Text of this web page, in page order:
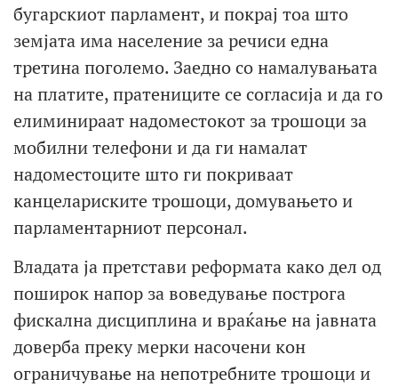
бугарскиот парламент, и покрај тоа што
земјата има население за речиси една
третина поголемо. Заедно со намалувањата
на платите, пратениците се согласија и да го
елиминираат надоместокот за трошоци за
мобилни телефони и да ги намалат
надоместоците што ги покриваат
канцелариските трошоци, домувањето и
парламентарниот персонал.
Владата ја претстави реформата како дел од
поширок напор за воведување построга
фискална дисциплина и враќање на јавната
доверба преку мерки насочени кон
ограничување на непотребните трошоци и